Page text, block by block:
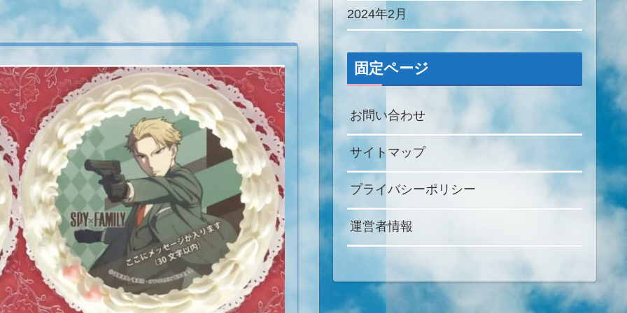
2024年2月
固定ページ
お問い合わせ
サイトマップ
プライバシーポリシー
運営者情報